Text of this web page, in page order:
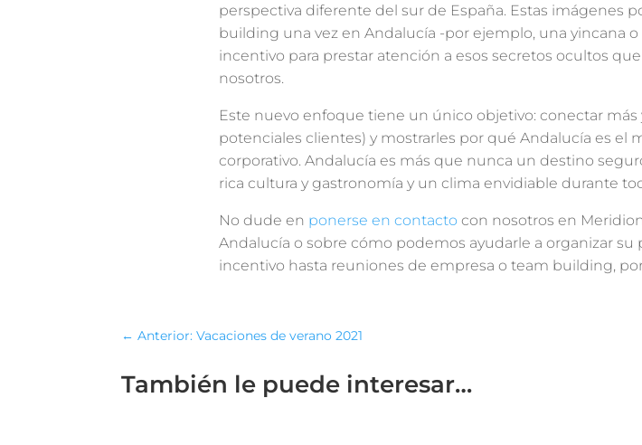
perspectiva diferente del sur de España. Estas imágenes
building una vez en Andalucía -por ejemplo, una yincana
incentivo para prestar atención a esos secretos ocultos
nosotros.
Este nuevo enfoque tiene un único objetivo: conectar
potenciales clientes) y mostrarles por qué Andalucía es el
corporativo. Andalucía es más que nunca un destino
rica cultura y gastronomía y un clima envidiable durante
No dude en ponerse en contacto con nosotros en
Andalucía o sobre cómo podemos ayudarle a organizar
incentivo hasta reuniones de empresa o team building,
←Anterior: Vacaciones de verano 2021
También le puede interesar…